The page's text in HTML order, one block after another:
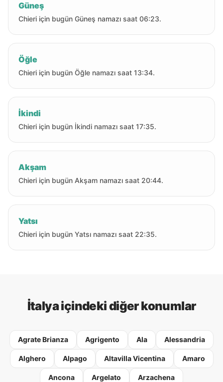
Güneş
Chieri için bugün Güneş namazı saat 06:23.
Öğle
Chieri için bugün Öğle namazı saat 13:34.
İkindi
Chieri için bugün İkindi namazı saat 17:35.
Akşam
Chieri için bugün Akşam namazı saat 20:44.
Yatsı
Chieri için bugün Yatsı namazı saat 22:35.
İtalya içindeki diğer konumlar
Agrate Brianza Agrigento Ala Alessandria
Alghero Alpago Altavilla Vicentina Amaro
Ancona Argelato Arzachena